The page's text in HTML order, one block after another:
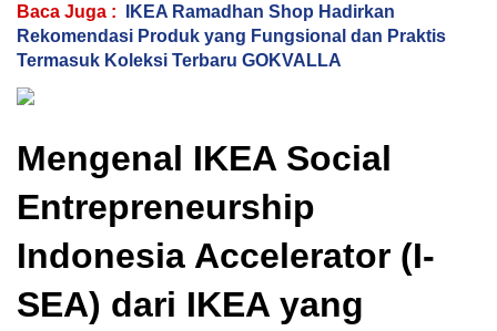
Baca Juga :
IKEA Ramadhan Shop Hadirkan
Rekomendasi Produk yang Fungsional dan Praktis
Termasuk Koleksi Terbaru GOKVALLA
Mengenal IKEA Social
Entrepreneurship
Indonesia Accelerator (I-
SEA) dari IKEA yang